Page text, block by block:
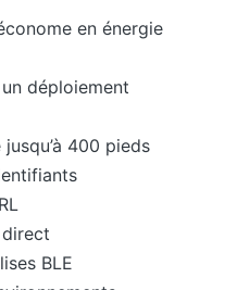
en énergie
déploiement
400 pieds
BLE